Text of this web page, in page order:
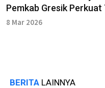
Pemkab Gresik
8 Mar 2026
BERITA LAINNYA